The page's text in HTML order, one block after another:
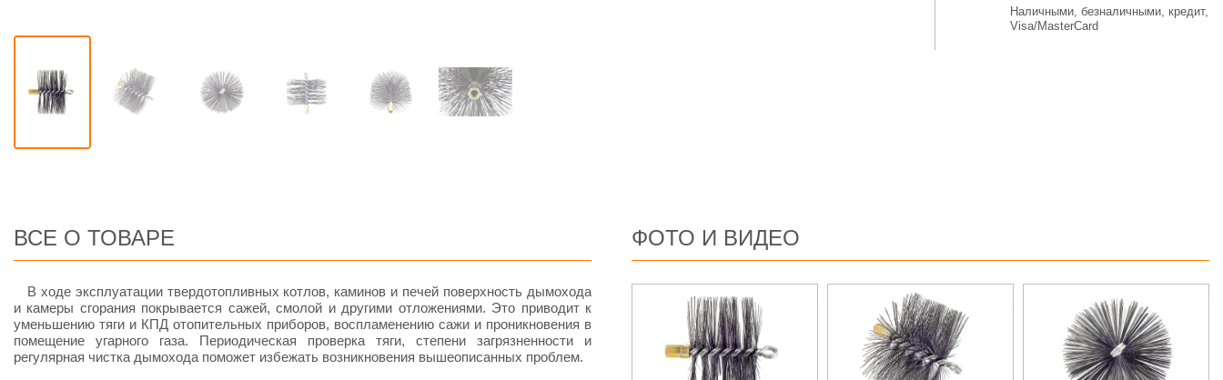
Наличными, безналичными, кредит,
Visa/MasterCard
ВСЕ О ТОВАРЕ
В ходе эксплуатации твердотопливных котлов, каминов и печей поверхность дымохода
и камеры сгорания покрывается сажей, смолой и другими отложениями. Это приводит к
уменьшению тяги и КПД отопительных приборов, воспламенению сажи и проникновения в
помещение угарного газа. Периодическая проверка тяги, степени загрязненности и
регулярная чистка дымохода поможет избежать возникновения вышеописанных проблем.
ФОТО И ВИДЕО